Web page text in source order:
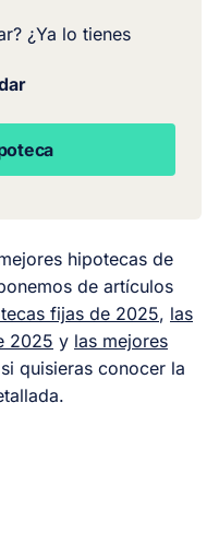
¿Ya lo tienes
hipotecas de
de artículos
fijas de 2025, las
2025 y las mejores
quisieras conocer la